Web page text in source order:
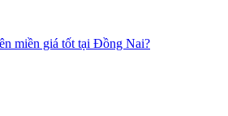
miền giá tốt tại Đồng Nai?